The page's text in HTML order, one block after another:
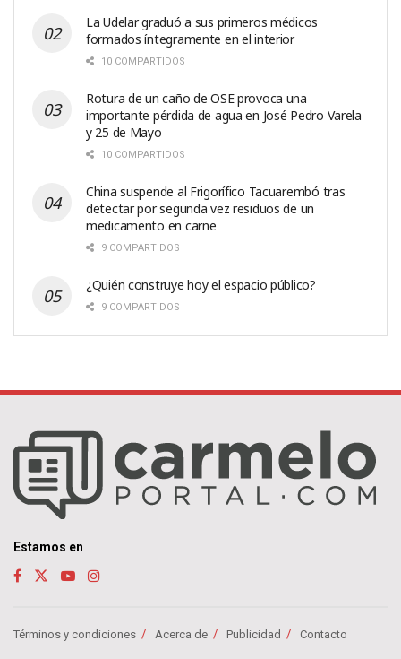
La Udelar graduó a sus primeros médicos
formados íntegramente en el interior
10 COMPARTIDOS
Rotura de un caño de OSE provoca una
importante pérdida de agua en José Pedro Varela
y 25 de Mayo
10 COMPARTIDOS
China suspende al Frigorífico Tacuarembó tras
detectar por segunda vez residuos de un
medicamento en carne
9 COMPARTIDOS
¿Quién construye hoy el espacio público?
9 COMPARTIDOS
Estamos en
Términos y condiciones Acerca de Publicidad Contacto